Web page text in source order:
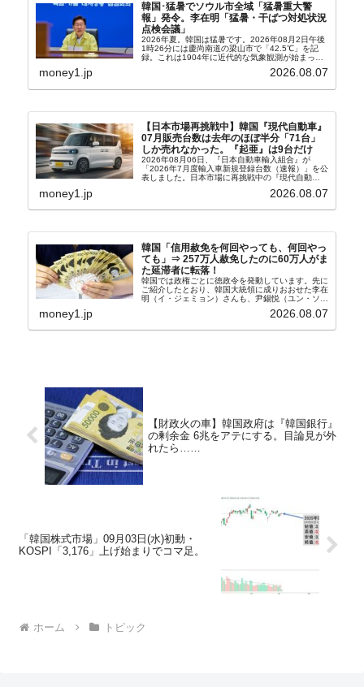
韓国･猛暑でソウル市全域「猛暑重大警
報」発令。李在明「猛暑・干ばつ対処状況
点検会議」
2026年夏。韓国は猛暑です。2026年08月2日午後
1時26分には慶尚南道の梁山市で「42.5℃」を記
録。これは1904年に近代的な気象観測が始まって
ウル市全域への「猛暑重大警報」が発令され...
money1.jp 2026.08.07
【日本市場再挑戦中】韓国『現代自動車』
07月販売台数は去年のほぼ半分「71台」
しか売れなかった。『起亜』は9台だけ
2026年08月06日、『日本自動車輸入組合』が
「2026年7月度輸入車新規登録台数（速報）」を公
表しました。日本市場に再挑戦中の『現代自動
台数はこの中に捉えられているはずです。先月から
money1.jp 2026.08.07
韓国「信用赦免を何回やっても、何回やっ
ても」⇒ 257万人赦免したのに60万人がま
た延滞者に転落！
韓国では政権ごとに徳政令を発動しています。先に
ご紹介したとおり、韓国大統領に成りおおせた李在
明（イ・ジェミョン）さんも、尹錫悦（ユン・ソギ
バンクにして不良債権の買い取りを行い、分割償還
money1.jp 2026.08.07
【財政火の車】韓国政府は『韓国銀行』
の剰余金 6兆をアテにする。目論見が外
れたら……
「韓国株式市場」09月03日(水)初動・
KOSPI「3,176」上げ始まりでコマ足。
ホーム トピック